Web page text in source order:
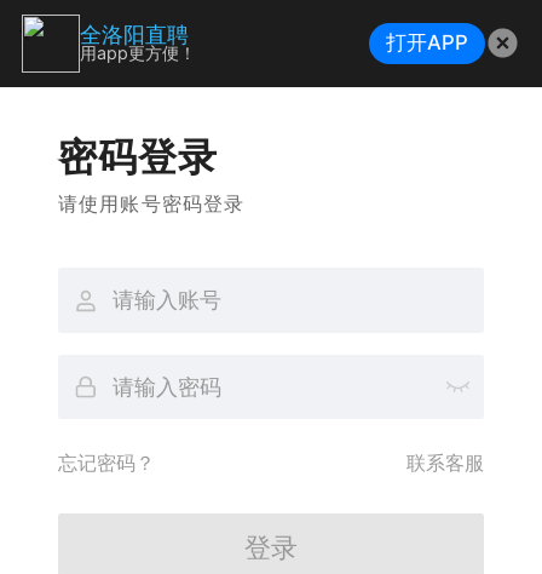
密码登录
请使用账号密码登录
忘记密码？ 联系客服
登录
全洛阳直聘
用app更方便！ 打开APP